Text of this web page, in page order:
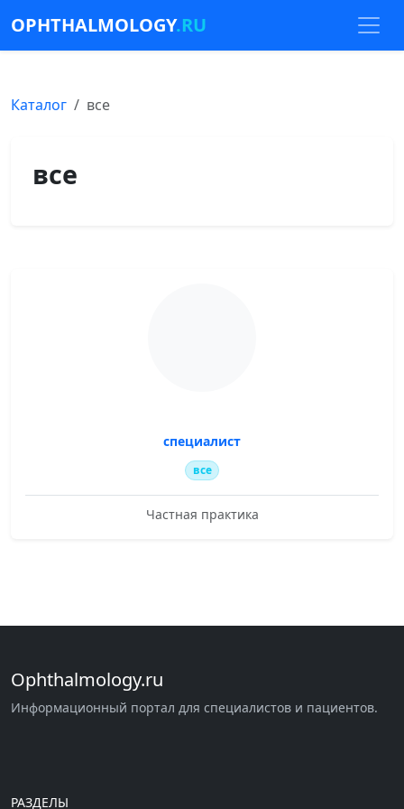
OPHTHALMOLOGY.RU
Каталог все
все
специалист
все
Частная практика
Ophthalmology.ru
Информационный портал для специалистов и пациентов.
РАЗДЕЛЫ